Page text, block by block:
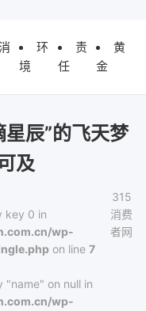
环
境
责
任
黄
金
星辰”的飞天梦
及
key 0 in
wp-
on line7
on null in
wp-
315
消费
者网